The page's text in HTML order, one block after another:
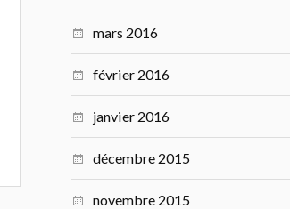
mars 2016
février 2016
janvier 2016
décembre 2015
novembre 2015